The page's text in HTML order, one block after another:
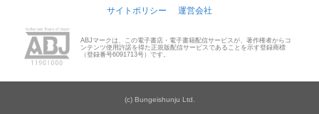
サイトポリシー 運営会社
ABJマークは、この電子書店・電子書籍配信サービスが、著作権者からコ
ンテンツ使用許諾を得た正規版配信サービスであることを示す登録商標
（登録番号6091713号）です。
(c) Bungeishunju Ltd.